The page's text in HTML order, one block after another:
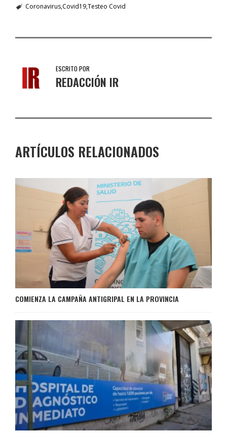
CoronavirusCovid19Testeo Covid
ESCRITO POR
REDACCIÓN IR
ARTÍCULOS RELACIONADOS
COMIENZA LA CAMPAÑA ANTIGRIPAL EN LA PROVINCIA